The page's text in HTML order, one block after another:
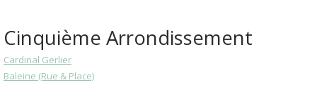
Cinquième Arrondissement
Cardinal Gerlier
Baleine (Rue & Place)